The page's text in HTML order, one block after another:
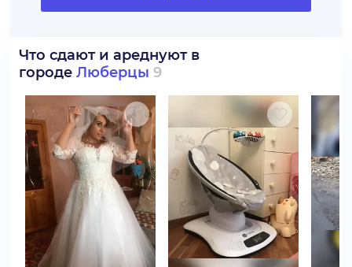
Что сдают и ареднуют в
городе Люберцы 9